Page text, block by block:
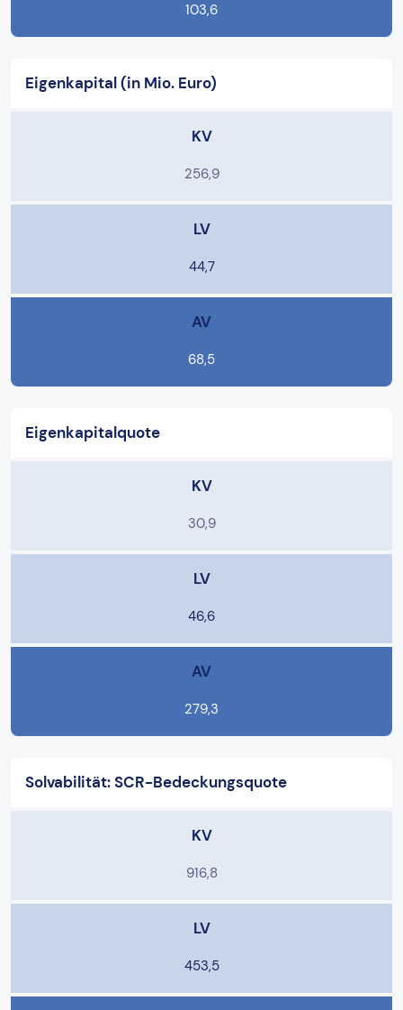
103,6
Eigenkapital (in Mio. Euro)
KV
256,9
LV
44,7
AV
68,5
Eigenkapitalquote
KV
30,9
LV
46,6
AV
279,3
Solvabilität: SCR-Bedeckungsquote
KV
916,8
LV
453,5